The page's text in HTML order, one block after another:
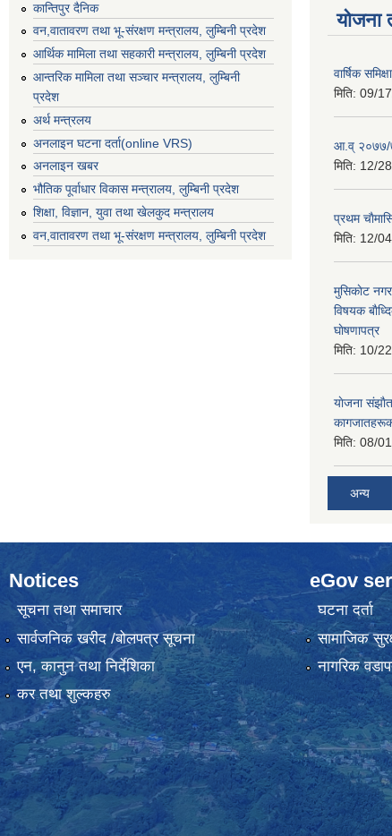
कान्तिपुर दैनिक
वन,वातावरण तथा भू-संरक्षण मन्त्रालय, लुम्बिनी प्रदेश
आर्थिक मामिला तथा सहकारी मन्त्रालय, लुम्बिनी प्रदेश
आन्तरिक मामिला तथा सञ्चार मन्त्रालय, लुम्बिनी
प्रदेश
अर्थ मन्त्रलय
अनलाइन घटना दर्ता(online VRS)
अनलाइन खबर
भौतिक पूर्वाधार विकास मन्त्रालय, लुम्बिनी प्रदेश
शिक्षा, विज्ञान, युवा तथा खेलकुद मन्‍‍त्रालय
वन,वातावरण तथा भू-संरक्षण मन्त्रालय, लुम्बिनी प्रदेश
योजना
वार्षिक
मिति: 09/
आ.व् २०७७/
मिति: 12/
प्रथम
मिति: 12/
मुसिकाेट
विषयक
घाेषणापत्र
मिति: 10/
याेजना
मिति: 08/
अन्य
Notices
सूचना तथा समाचार
सार्वजनिक खरीद /बोलपत्र सूचना
एन, कानुन तथा निर्देशिका
कर तथा शुल्कहरु
eGov
घटना दर्ता
सामाजिक
नागरिक